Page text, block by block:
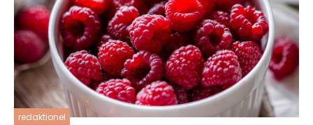
redaktionel